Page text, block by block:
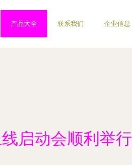
产品大全 联系我们 企业信息
启动会顺利举行